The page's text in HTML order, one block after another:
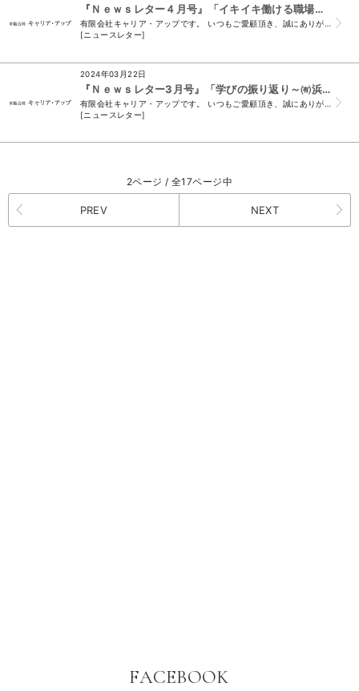
『Ｎｅｗｓレター４月号』「イキイキ働ける職場をめざして ～袋井ハローこども園様～」
[ニュースレター]
2024年03月22日
『Ｎｅｗｓレター3月号』「学びの振り返り～㈲浜松ハイビジョン様～」
[ニュースレター]
2ページ / 全17ページ中
PREV NEXT
FACEBOOK